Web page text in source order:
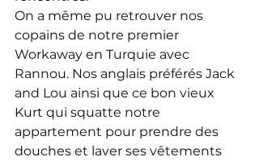
On a même pu retrouver nos
copains de notre premier
Workaway en Turquie avec
Rannou. Nos anglais préférés Jack
and Lou ainsi que ce bon vieux
Kurt qui squatte notre
appartement pour prendre des
douches et laver ses vêtements